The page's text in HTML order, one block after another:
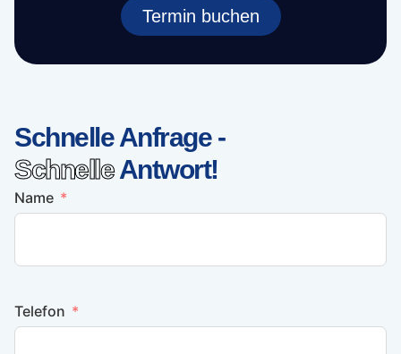
Termin buchen
Schnelle Anfrage -
SchnelleAntwort!
Name
Telefon